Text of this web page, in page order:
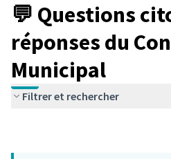
💬 Questions
réponses du
Municipal
Filtrer et rechercher